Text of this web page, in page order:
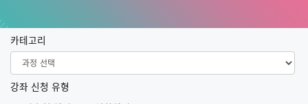
카테고리
강좌 신청 유형